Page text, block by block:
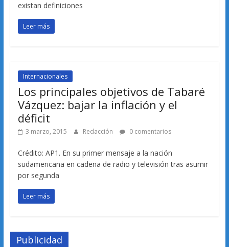
existan definiciones
Leer más
Internacionales
Los principales objetivos de Tabaré
Vázquez: bajar la inflación y el
déficit
3 marzo, 2015 Redacción 0 comentarios
Crédito: AP1. En su primer mensaje a la nación
sudamericana en cadena de radio y televisión tras asumir
por segunda
Leer más
Publicidad